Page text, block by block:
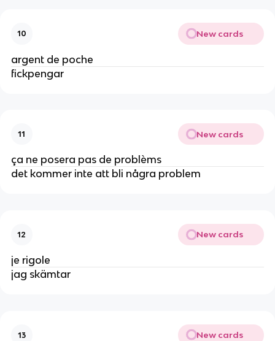
10 New cards
argent de poche
fickpengar
11 New cards
ça ne posera pas de problèms
det kommer inte att bli några problem
12 New cards
je rigole
jag skämtar
13 New cards